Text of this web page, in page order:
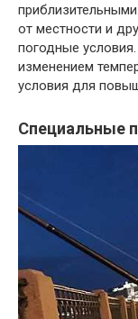
от местности и
погодные
изменением
условия для
Специальные